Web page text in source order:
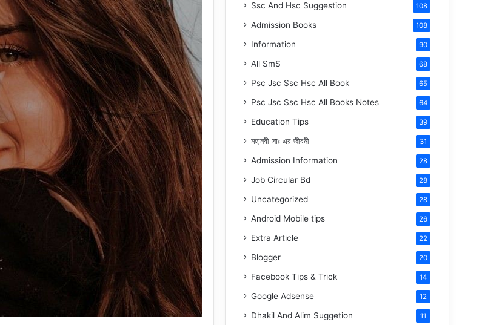
Ssc And Hsc Suggestion 108
Admission Books 108
Information 90
All SmS 68
Psc Jsc Ssc Hsc All Book 65
Psc Jsc Ssc Hsc All Books Notes 64
Education Tips 39
মহানবীসাঃ এর জীবনী 31
Admission Information 28
Job Circular Bd 28
Uncategorized 28
Android Mobile tips 26
Extra Article 22
Blogger 20
Facebook Tips & Trick 14
Google Adsense 12
Dhakil And Alim Suggetion 11